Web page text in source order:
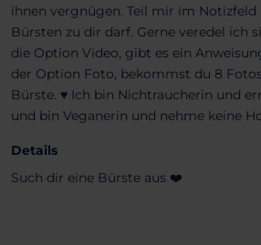
ihnen vergnügen. Teil mir im
Bürsten zu dir darf. Gerne veredel ich
die Option Video, gibt es ein
der Option Foto, bekommst du 8
Bürste. ♥️ Ich bin Nichtraucherin und
und bin Veganerin und nehme keine
Details
Such dir eine Bürste aus ❤️